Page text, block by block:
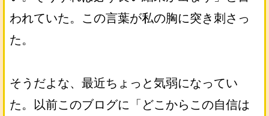
われていた。この言葉が私の胸に突き刺さっ
た。
そうだよな、最近ちょっと気弱になってい
た。以前このブログに「どこからこの自信は